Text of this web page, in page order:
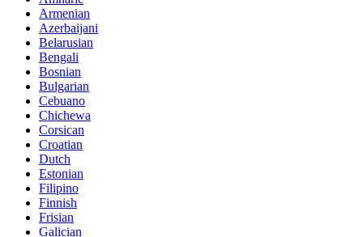
Armenian
Azerbaijani
Belarusian
Bengali
Bosnian
Bulgarian
Cebuano
Chichewa
Corsican
Croatian
Dutch
Estonian
Filipino
Finnish
Frisian
Galician